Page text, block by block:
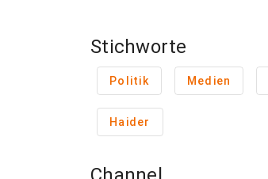
Stichworte
Politik Medien
Haider